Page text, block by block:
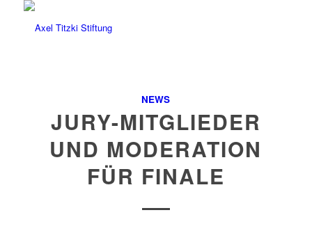
NEWS
JURY-MITGLIEDER
UND MODERATION
FÜR FINALE